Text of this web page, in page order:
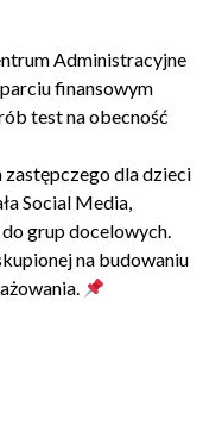
Administracyjne
finansowym
test na obecność
dla dzieci
Social Media,
grup docelowych.
na budowaniu